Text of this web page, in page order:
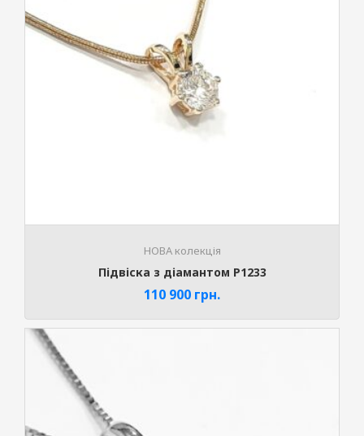
НОВА колекція
Підвіска з діамантом P1233
110 900 грн.